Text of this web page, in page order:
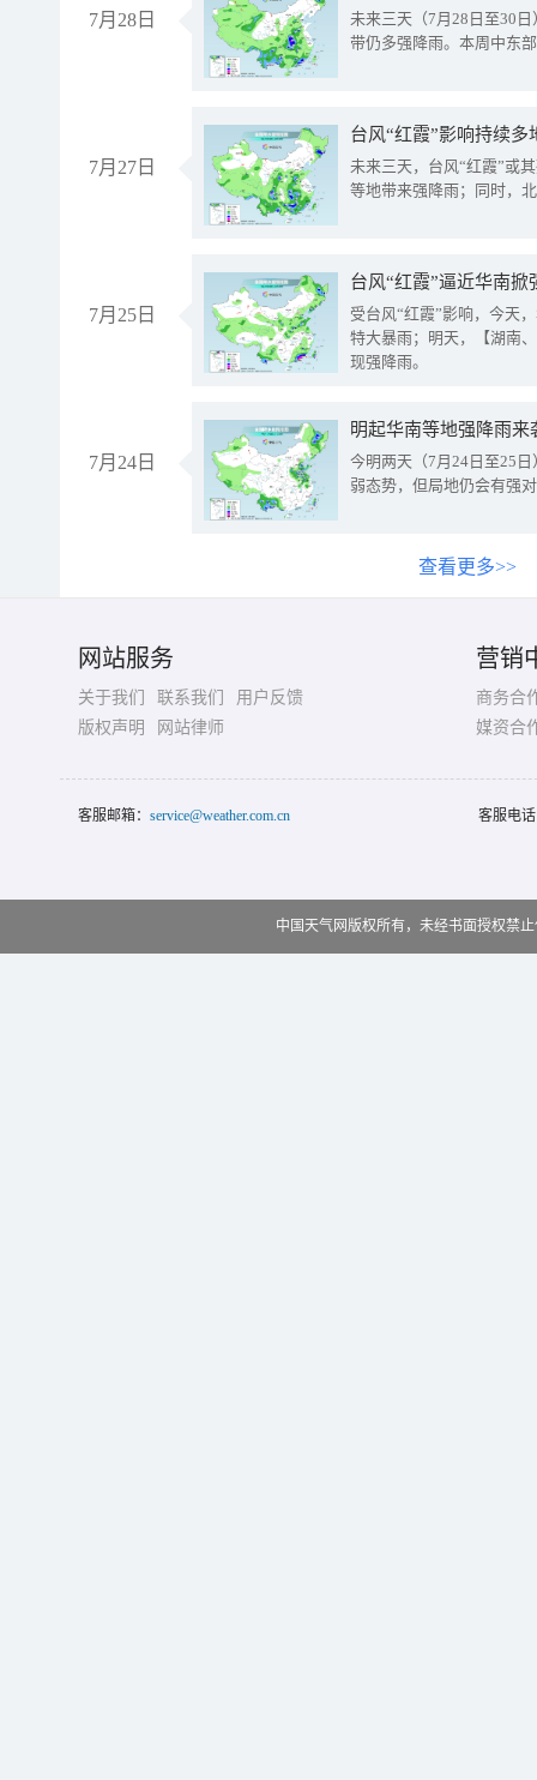
7月28日
未来三天（7月28日至30
带仍多强降雨。本周中东
7月27日
台风“红霞”影响持续
未来三天，台风“红霞”或
等地带来强降雨；同时，
7月25日
台风“红霞”逼近华南
受台风“红霞”影响，今天
特大暴雨；明天，【湖南
现强降雨。
7月24日
明起华南等地强降雨
今明两天（7月24日至25
弱态势，但局地仍会有强
查看更多>>
网站服务
关于我们 联系我们
用户反馈
版权声明
网站律师
营销
商务合
媒资合
客服邮箱： service@weather.com.cn 客服电
中国天气网版权所有，未经书面授权